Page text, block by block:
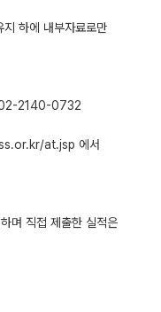
하에 내부자료로만
/02-2140-0732
at.jsp 에서
며 직접 제출한 실적은